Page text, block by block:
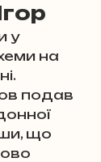
у
на
подав
що